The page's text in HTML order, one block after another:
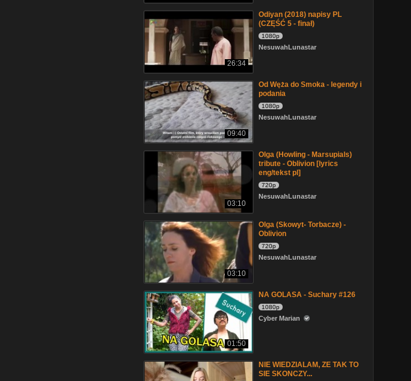
26:34
Odiyan (2018) napisy PL
(CZĘŚĆ 5 - finał)
1080p
NesuwahLunastar
09:40
Od Węża do Smoka - legendy i
podania
1080p
NesuwahLunastar
03:10
Olga (Howling - Marsupials)
tribute - Oblivion [lyrics
eng/tekst pl]
720p
NesuwahLunastar
03:10
Olga (Skowyt- Torbacze) -
Oblivion
720p
NesuwahLunastar
01:50
NA GOLASA - Suchary #126
1080p
Cyber Marian
NIE WIEDZIALAM, ZE TAK TO
SIE SKONCZY...